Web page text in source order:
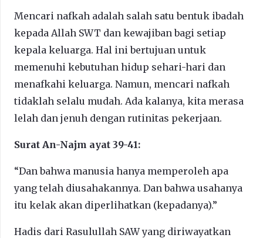
Mencari nafkah adalah salah satu bentuk ibadah
kepada Allah SWT dan kewajiban bagi setiap
kepala keluarga. Hal ini bertujuan untuk
memenuhi kebutuhan hidup sehari-hari dan
menafkahi keluarga. Namun, mencari nafkah
tidaklah selalu mudah. Ada kalanya, kita merasa
lelah dan jenuh dengan rutinitas pekerjaan.
Surat An-Najm ayat 39-41:
“Dan bahwa manusia hanya memperoleh apa
yang telah diusahakannya. Dan bahwa usahanya
itu kelak akan diperlihatkan (kepadanya).”
Hadis dari Rasulullah SAW yang diriwayatkan